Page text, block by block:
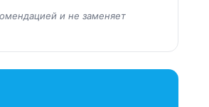
и не заменяет